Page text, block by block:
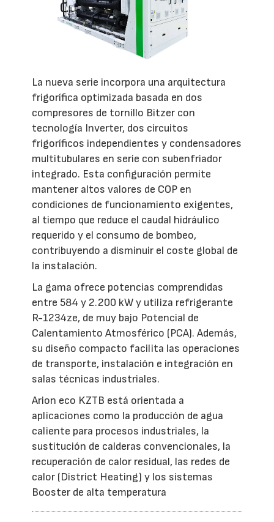
La nueva serie incorpora una arquitectura
frigorífica optimizada basada en dos
compresores de tornillo Bitzer con
tecnología Inverter, dos circuitos
frigoríficos independientes y condensadores
multitubulares en serie con subenfriador
integrado. Esta configuración permite
mantener altos valores de COP en
condiciones de funcionamiento exigentes,
al tiempo que reduce el caudal hidráulico
requerido y el consumo de bombeo,
contribuyendo a disminuir el coste global de
la instalación.
La gama ofrece potencias comprendidas
entre 584 y 2.200 kW y utiliza refrigerante
R-1234ze, de muy bajo Potencial de
Calentamiento Atmosférico (PCA). Además,
su diseño compacto facilita las operaciones
de transporte, instalación e integración en
salas técnicas industriales.
Arion eco KZTB está orientada a
aplicaciones como la producción de agua
caliente para procesos industriales, la
sustitución de calderas convencionales, la
recuperación de calor residual, las redes de
calor (District Heating) y los sistemas
Booster de alta temperatura